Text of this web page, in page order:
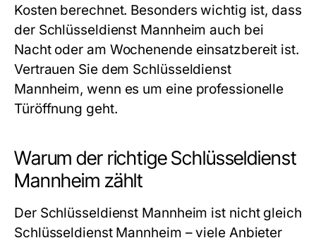
Kosten berechnet. Besonders wichtig ist, dass
der Schlüsseldienst Mannheim auch bei
Nacht oder am Wochenende einsatzbereit ist.
Vertrauen Sie dem Schlüsseldienst
Mannheim, wenn es um eine professionelle
Türöffnung geht.
Warum der richtige Schlüsseldienst
Mannheim zählt
Der Schlüsseldienst Mannheim ist nicht gleich
Schlüsseldienst Mannheim – viele Anbieter